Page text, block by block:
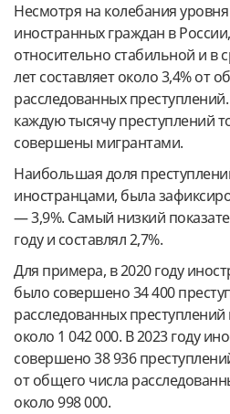
Несмотря на колебания
иностранных граждан в
относительно стабильной и в
лет составляет около 3,4% от
расследованных
каждую тысячу преступлений
совершены мигрантами.
Наибольшая доля
иностранцами, была
— 3,9%. Самый низкий
году и составлял 2,7%.
Для примера, в 2020 году
было совершено 34 400
расследованных преступлений
около 1 042 000. В 2023 году
совершено 38 936
от общего числа
около 998 000.